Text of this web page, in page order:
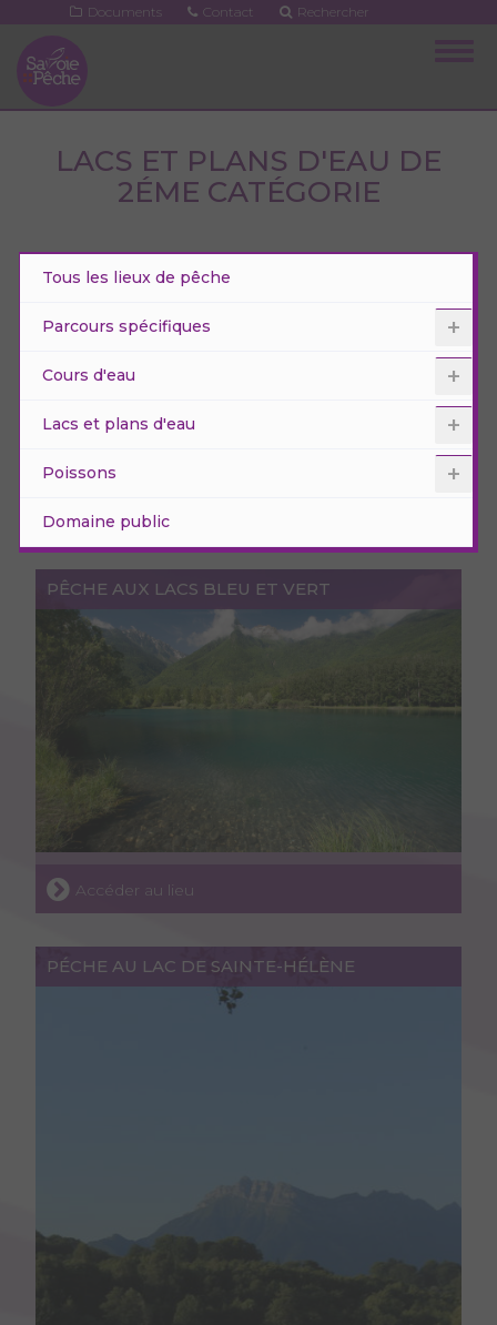
contenu
principal
Documents Contact Rechercher
LACS ET PLANS D'EAU DE
2ÉME CATÉGORIE
Tous les lieux de pêche
Parcours spécifiques
Cours d'eau
Lacs et plans d'eau
Poissons
Domaine public
PÊCHE AUX LACS BLEU ET VERT
Accéder au lieu
PÉCHE AU LAC DE SAINTE-HÉLÈNE